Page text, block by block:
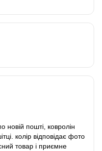
новій пошті, ковролін
колір відповідає фото
товар і приємне